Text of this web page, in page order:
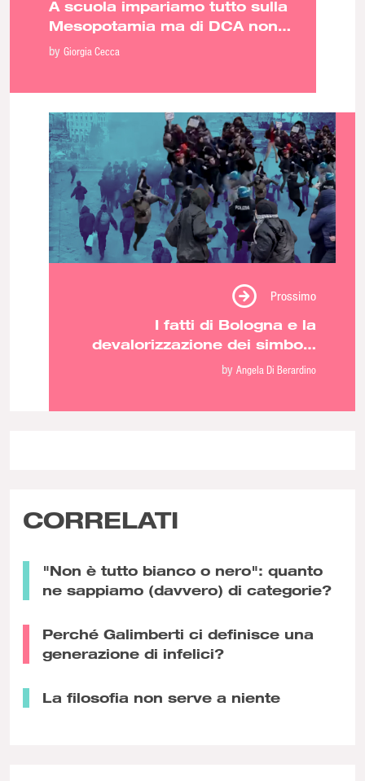
A scuola impariamo tutto sulla
Mesopotamia ma di DCA non
parliamo mai: ne discutiamo
by Giorgia Cecca
Prossimo
I fatti di Bologna e la
devalorizzazione dei simboli.
L’appropriazione indebita della
by Angela Di Berardino
CORRELATI
"Non è tutto bianco o nero": quanto
ne sappiamo (davvero) di categorie?
Perché Galimberti ci definisce una
generazione di infelici?
La filosofia non serve a niente